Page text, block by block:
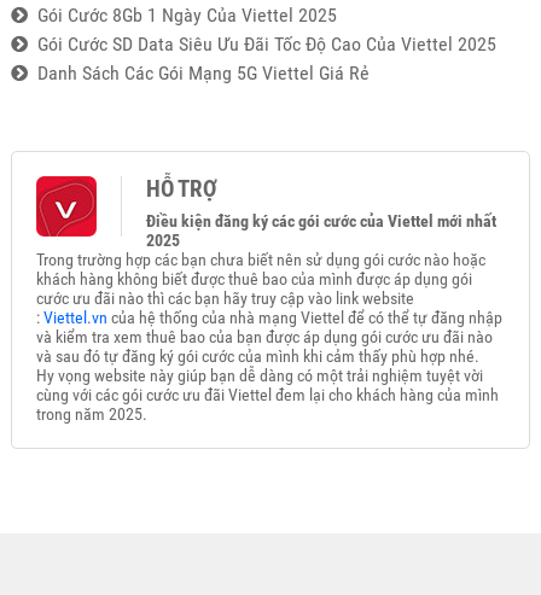
Gói Cước 8Gb 1 Ngày Của Viettel 2025
Gói Cước SD Data Siêu Ưu Đãi Tốc Độ Cao Của Viettel 2025
Danh Sách Các Gói Mạng 5G Viettel Giá Rẻ
HỖ TRỢ
Điều kiện đăng ký các gói cước của Viettel mới nhất
2025
Trong trường hợp các bạn chưa biết nên sử dụng gói cước nào hoặc
khách hàng không biết được thuê bao của mình được áp dụng gói
cước ưu đãi nào thì các bạn hãy truy cập vào link website
:Viettel.vn của hệ thống của nhà mạng Viettel để có thể tự đăng nhập
và kiểm tra xem thuê bao của bạn được áp dụng gói cước ưu đãi nào
và sau đó tự đăng ký gói cước của mình khi cảm thấy phù hợp nhé.
Hy vọng website này giúp bạn dễ dàng có một trải nghiệm tuyệt vời
cùng với các gói cước ưu đãi Viettel đem lại cho khách hàng của mình
trong năm 2025.